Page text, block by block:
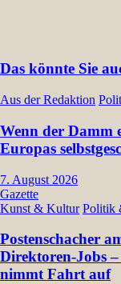
Das könnte Sie
Aus der Redaktion
Wenn der Damm
Europas
7. August 2026
Gazette
Kunst & Kultur Politik
Postenschacher
Direktoren-Jobs
nimmt Fahrt auf